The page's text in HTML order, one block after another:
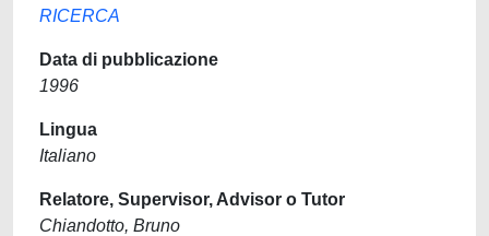
RICERCA
Data di pubblicazione
1996
Lingua
Italiano
Relatore, Supervisor, Advisor o Tutor
Chiandotto, Bruno